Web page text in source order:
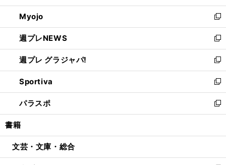
開
く
ウ
で
開
く
ン
ド
ウ
で
開
く
ウ
ィ
ン
ド
ウ
で
開
く
Myojo
新
し
い
ウ
ィ
ン
ド
ウ
で
開
週プレNEWS
新
し
い
ウ
ィ
ン
ド
ウ
開
週プレ グラジャパ!
新
し
い
ウ
ィ
ン
ウ
開
Sportiva
新
し
い
ウ
ン
ウ
パラスポ
新
し
ウ
ン
書籍
文芸・文庫・総合